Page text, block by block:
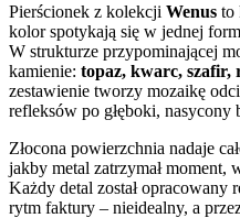
Pierścionek z kolekcji Wenus to
kolor spotykają się w jednej
W strukturze przypominającej
kamienie: topaz, kwarc,
zestawienie tworzy mozaikę
refleksów po głęboki, nasycony
Złocona powierzchnia nadaje
jakby metal zatrzymał moment,
Każdy detal został opracowany
rytm faktury – nieidealny, a